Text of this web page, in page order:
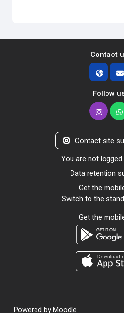
Contact
Follow
Contact site
You are not logged
Data retention
Get the
Switch to the
Get the
Powered by Moodle